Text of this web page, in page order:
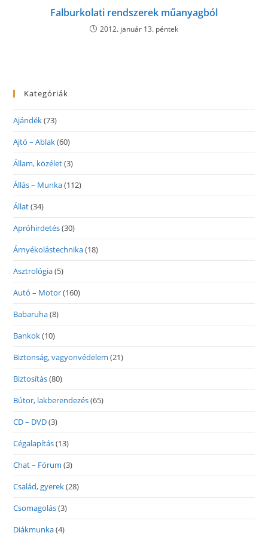
Falburkolati rendszerek műanyagból
2012. január 13. péntek
Kategóriák
Ajándék(73)
Ajtó – Ablak(60)
Állam, közélet(3)
Állás – Munka(112)
Állat(34)
Apróhirdetés(30)
Árnyékolástechnika(18)
Asztrológia(5)
Autó – Motor(160)
Babaruha(8)
Bankok(10)
Biztonság, vagyonvédelem (21)
Biztosítás(80)
Bútor, lakberendezés(65)
CD – DVD(3)
Cégalapítás(13)
Chat – Fórum (3)
Család, gyerek(28)
Csomagolás(3)
Diákmunka(4)